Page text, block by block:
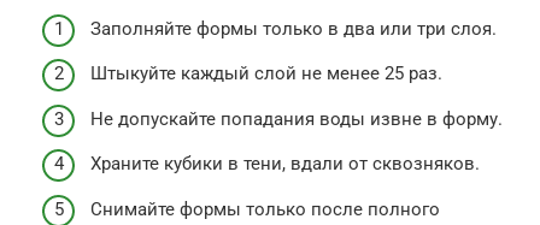
Заполняйте формы только в два или три слоя.
Штыкуйте каждый слой не менее 25 раз.
Не допускайте попадания воды извне в форму.
Храните кубики в тени, вдали от сквозняков.
Снимайте формы только после полного